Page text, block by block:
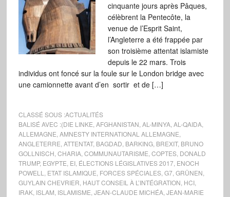
cinquante jours après Pâques,
célèbrent la Pentecôte, la
venue de l’Esprit Saint,
l’Angleterre a été frappée par
son troisième attentat islamiste
depuis le 22 mars. Trois
individus ont foncé sur la foule sur le London bridge avec
une camionnette avant d’en sortir et de […]
CLASSÉ SOUS :ACTUALITÉS
BALISÉ AVEC :(DIE LINKE AFGHANISTAN AL-MINYA, AL-QAIDA,
ALLEMAGNE AMNESTY INTERNATIONAL ALLEMAGNE
ANGLETERRE ATTENTAT, BAGDAD BARKING, BREXIT, BRUNO
GOLLNISCH CHARIA, COMMUNAUTARISME COPTES, DONALD
TRUMP, EGYPTE EI, ÉLECTIONS LÉGISLATIVES 2017, ENOCH
POWELL
ETAT ISLAMIQUE FORCES SPÉCIALES, G7, GRÜNEN
GUYLAIN CHEVRIER HAUT CONSEIL À L’INTÉGRATION HCI,
IRAK, ISLAM ISLAMISME JEAN-CLAUDE MICHÉA, JEAN-MARIE